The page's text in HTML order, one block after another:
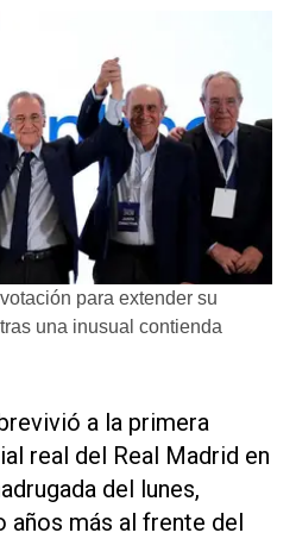
para extender su
una inusual contienda
a la primera
real del Real Madrid en
del lunes,
años más al frente del